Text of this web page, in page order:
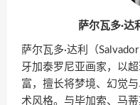
萨尔瓦多·达
萨尔瓦多·达利（
牙加泰罗尼亚画家，以
富，擅长将梦境、幻觉
术风格。与毕加索、马